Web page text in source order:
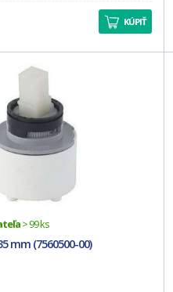
KÚPIŤ
> 99 ks
mm (7560500-00)